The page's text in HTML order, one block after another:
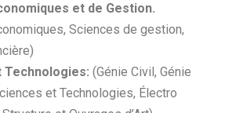
et de Gestion.
Sciences de gestion,
Technologies: (Génie Civil, Génie
et Technologies, Électro